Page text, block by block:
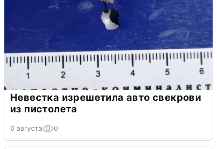
Невестка изрешетила авто свекрови
из пистолета
6 августа 0